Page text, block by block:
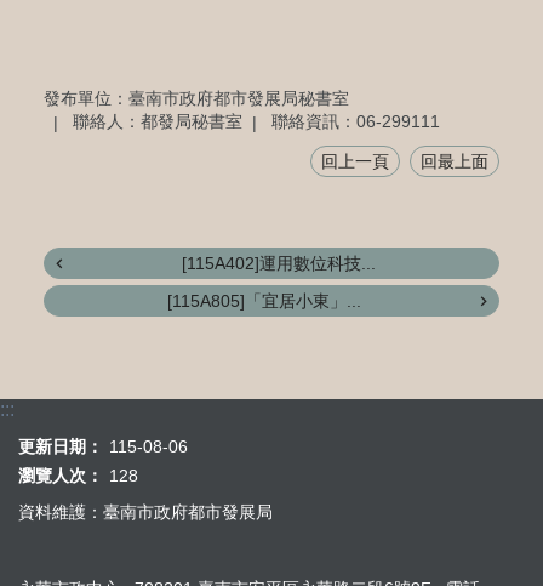
發布單位：臺南市政府都市發展局秘書室
聯絡人：都發局秘書室
聯絡資訊：06-299111
回上一頁 回最上面
[115A402]運用數位科技...
[115A805]「宜居小東」...
:::
更新日期：
115-08-06
瀏覽人次：
128
資料維護：臺南市政府都市發展局